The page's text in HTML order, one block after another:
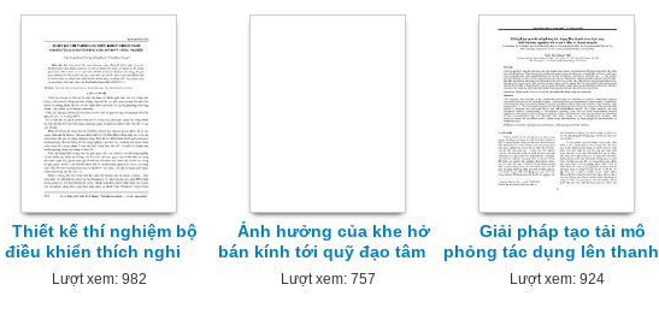
Thiết kế thí nghiệm bộ
điều khiển thích nghi
Lượt xem: 982
Ảnh hưởng của khe hở
bán kính tới quỹ đạo tâm
Lượt xem: 757
Giải pháp tạo tải mô
phỏng tác dụng lên thanh
Lượt xem: 924